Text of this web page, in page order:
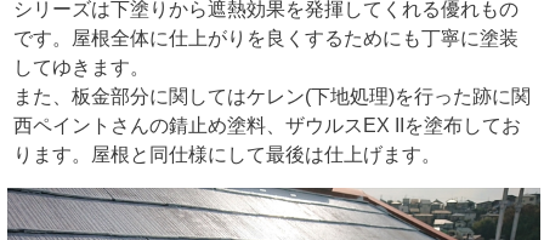
シリーズは下塗りから遮熱効果を発揮してくれる優れもの
です。屋根全体に仕上がりを良くするためにも丁寧に塗装
してゆきます。
また、板金部分に関してはケレン(下地処理)を行った跡に関
西ペイントさんの錆止め塗料、ザウルスEX IIを塗布してお
ります。屋根と同仕様にして最後は仕上げます。